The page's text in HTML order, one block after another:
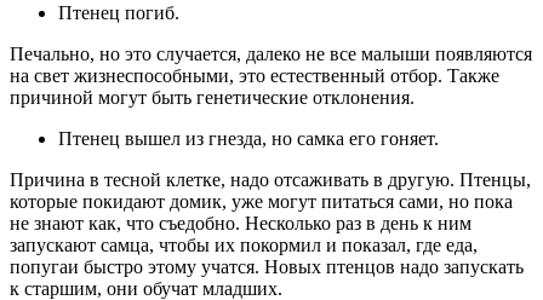
Птенец погиб.
Печально, но это случается, далеко не все малыши появляются
на свет жизнеспособными, это естественный отбор. Также
причиной могут быть генетические отклонения.
Птенец вышел из гнезда, но самка его гоняет.
Причина в тесной клетке, надо отсаживать в другую. Птенцы,
которые покидают домик, уже могут питаться сами, но пока
не знают как, что съедобно. Несколько раз в день к ним
запускают самца, чтобы их покормил и показал, где еда,
попугаи быстро этому учатся. Новых птенцов надо запускать
к старшим, они обучат младших.